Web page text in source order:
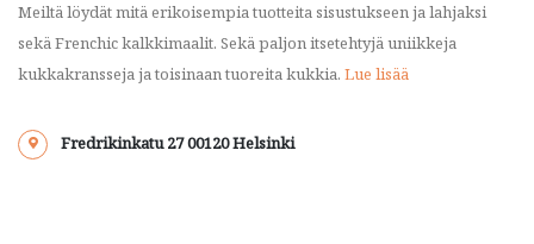
Meiltä löydät mitä erikoisempia tuotteita sisustukseen ja lahjaksi
sekä Frenchic kalkkimaalit. Sekä paljon itsetehtyjä uniikkeja
kukkakransseja ja toisinaan tuoreita kukkia. Lue lisää
Fredrikinkatu 27 00120 Helsinki